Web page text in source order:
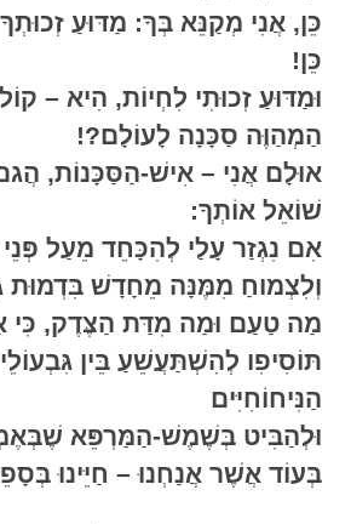
כֵּן, אֲנִי מְקַנֵּא בְּךָ: מַדּוּעַ
כֵּן!
וּמַדּוּעַ זְכוּתִי לִחְיוֹת, הִיא –
הַמְהַוֶּה סַכָּנָה לָעוֹלָם?!
אוּלָם אֲנִי – אִישׁ-הַסַּכָּנוֹת,
שׁוֹאֵל אוֹתְךָ:
אִם נִגְזַר עָלַי לְהִכָּחֵד מֵעַל
וְלִצְמוחַ מִמֶּנָּה מֵחָדָשׁ בִּדְמוּת
מַה טַעַם וּמַה מִדַּת הַצֶּדֶק, כִּי
תּוֹסִיפִו לְהִשְׁתַּעֲשֵׁעַ בֵּין
הַנִּיחוֹחִיִּים
וּלְהַבִּיט בְּשֶׁמֶשׁ-הַמַּרְפֵּא
בְּעוֹד אֲשֶׁר אֲנַחְנוּ – חַיֵּינוּ